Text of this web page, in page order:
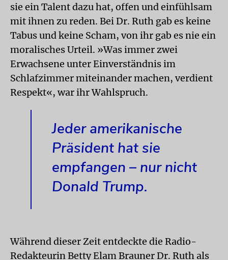
sie ein Talent dazu hat, offen und einfühlsam
mit ihnen zu reden. Bei Dr. Ruth gab es keine
Tabus und keine Scham, von ihr gab es nie ein
moralisches Urteil. »Was immer zwei
Erwachsene unter Einverständnis im
Schlafzimmer miteinander machen, verdient
Respekt«, war ihr Wahlspruch.
Jeder amerikanische
Präsident hat sie
empfangen – nur nicht
Donald Trump.
Während dieser Zeit entdeckte die Radio-
Redakteurin Betty Elam Brauner Dr. Ruth als